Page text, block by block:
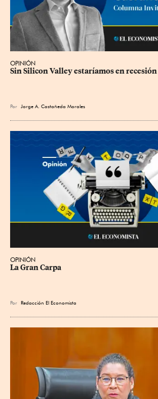
OPINIÓN
Sin Silicon Valley estaríamos en recesión
Por Jorge A. Castañeda Morales
OPINIÓN
La Gran Carpa
Por Redacción El Economista